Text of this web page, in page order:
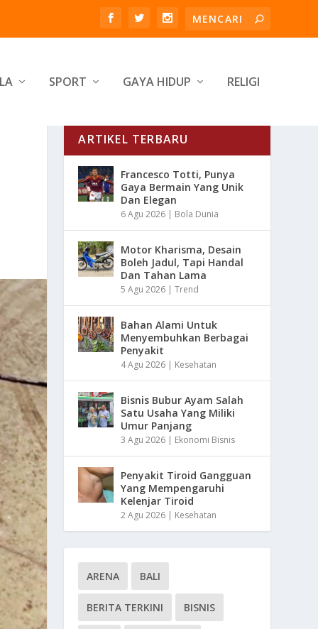
SPORT GAYA HIDUP RELIGI
ARTIKEL TERBARU
Francesco Totti, Punya
Gaya Bermain Yang Unik
Dan Elegan
6 Agu 2026 | Bola Dunia
Motor Kharisma, Desain
Boleh Jadul, Tapi Handal
Dan Tahan Lama
5 Agu 2026 |Trend
Bahan Alami Untuk
Menyembuhkan Berbagai
Penyakit
4 Agu 2026 | Kesehatan
Bisnis Bubur Ayam Salah
Satu Usaha Yang Miliki
Umur Panjang
3 Agu 2026 | Ekonomi Bisnis
Penyakit Tiroid Gangguan
Yang Mempengaruhi
Kelenjar Tiroid
2 Agu 2026 | Kesehatan
ARENA BALI
BERITA TERKINI BISNIS